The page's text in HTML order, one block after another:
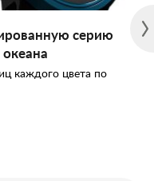
серию
каждого цвета по